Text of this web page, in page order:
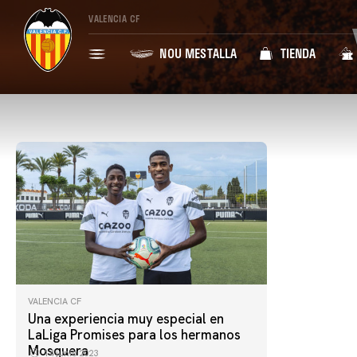
VALENCIA CF
NOU MESTALLA TIENDA
VALENCIA CF
Una experiencia muy especial en
LaLiga Promises para los hermanos
Mosquera
14 junio 2023